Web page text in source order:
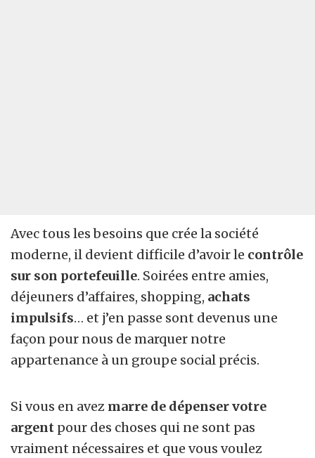
Avec tous les besoins que crée la société
moderne, il devient difficile d’avoir le contrôle
sur son portefeuille. Soirées entre amies,
déjeuners d’affaires, shopping, achats
impulsifs… et j’en passe sont devenus une
façon pour nous de marquer notre
appartenance à un groupe social précis.
Si vous en avez marre de dépenser votre
argent pour des choses qui ne sont pas
vraiment nécessaires et que vous voulez